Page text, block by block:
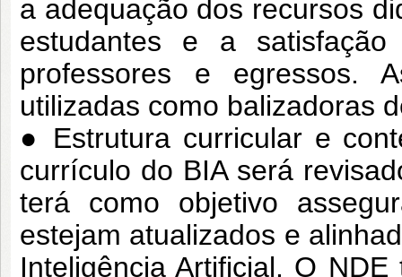
a adequação dos recursos
estudantes e a
professores e egressos.
utilizadas como balizadoras
● Estrutura curricular e
currículo do BIA será
terá como objetivo
estejam atualizados e
Inteligência Artificial. O